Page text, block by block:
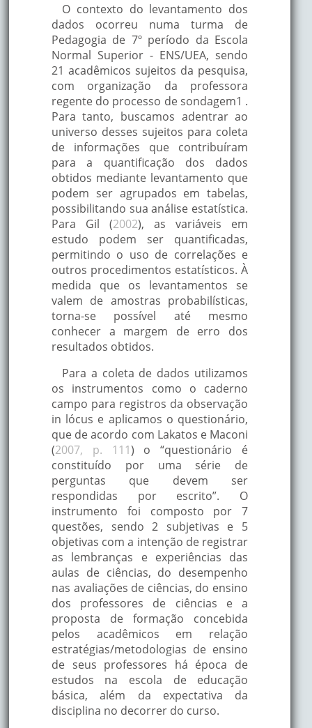
O contexto do levantamento dos
dados ocorreu numa turma de
Pedagogia de 7º período da Escola
Normal Superior - ENS/UEA, sendo
21 acadêmicos sujeitos da pesquisa,
com organização da professora
regente do processo de sondagem1 .
Para tanto, buscamos adentrar ao
universo desses sujeitos para coleta
de informações que contribuíram
para a quantificação dos dados
obtidos mediante levantamento que
podem ser agrupados em tabelas,
possibilitando sua análise estatística.
Para Gil (2002), as variáveis em
estudo podem ser quantificadas,
permitindo o uso de correlações e
outros procedimentos estatísticos. À
medida que os levantamentos se
valem de amostras probabilísticas,
torna-se possível até mesmo
conhecer a margem de erro dos
resultados obtidos.
Para a coleta de dados utilizamos
os instrumentos como o caderno
campo para registros da observação
in lócus e aplicamos o questionário,
que de acordo com Lakatos e Maconi
(2007, p. 111) o “questionário é
constituído por uma série de
perguntas que devem ser
respondidas por escrito”. O
instrumento foi composto por 7
questões, sendo 2 subjetivas e 5
objetivas com a intenção de registrar
as lembranças e experiências das
aulas de ciências, do desempenho
nas avaliações de ciências, do ensino
dos professores de ciências e a
proposta de formação concebida
pelos acadêmicos em relação
estratégias/metodologias de ensino
de seus professores há época de
estudos na escola de educação
básica, além da expectativa da
disciplina no decorrer do curso.